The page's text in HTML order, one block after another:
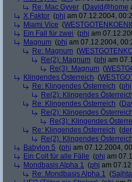
Re: Mac Gyver (David@home
X Faktor (phj am 07.12.2004,
Miami Vice (
Ein Fall für zwei (phj am
Magnum (phj am 07.12.2004,
Re: Magnum (
Re(2): Magnum (phj am
Re(3): Magnum (
Klingendes Österreich (
Re: Klingendes Österreich (phj
Re(2): Klingendes Österreich
Re: Klingendes Österreich (
Re(2): Klingendes Österreich
Re(3): Klingendes
Re: Klingendes Österreich (
Re(2): Klingendes Österreich
Babylon 5 (phj am 07.12.2004,
Ein Colt für alle Fälle (phj am
Mondbasis Alpha 1 (phj am
Re: Mondbasis Alpha 1 (